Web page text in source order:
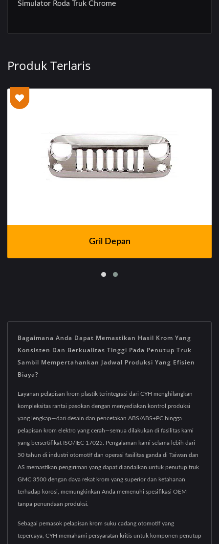
Simulator Roda Truk Chrome
Produk Terlaris
Gril Depan
Bagaimana Anda Dapat Memastikan Hasil Krom Yang
Konsisten Dan Berkualitas Tinggi Pada Penutup Truk
Sambil Mempertahankan Jadwal Produksi Yang Efisien
Biaya?
Layanan pelapisan krom plastik terintegrasi dari CYH menghilangkan
kompleksitas rantai pasokan dengan menyediakan kontrol produksi
yang lengkap—dari desain dan pencetakan ABS/ABS+PC hingga
pelapisan krom elektro yang cerah—semua dilakukan di fasilitas kami
yang bersertifikat ISO/IEC 17025. Pengalaman kami selama lebih dari
50 tahun di industri otomotif dan operasi fasilitas ganda di Taiwan dan
AS memastikan pengiriman yang dapat diandalkan untuk penutup truk
GMC 3500 dengan daya rekat krom yang superior dan ketahanan
terhadap korosi, memungkinkan Anda memenuhi spesifikasi OEM
tanpa penundaan produksi.
Sebagai pemasok pelapisan krom suku cadang otomotif yang
tepercaya, CYH memahami persyaratan kritis untuk komponen penutup